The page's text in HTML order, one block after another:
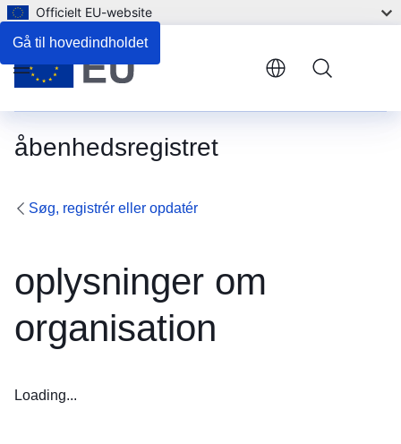
Gå til hovedindholdet
Officielt EU-website
åbenhedsregistret
Menu
Søg, registrér eller opdatér
oplysninger om
organisation
Loading...